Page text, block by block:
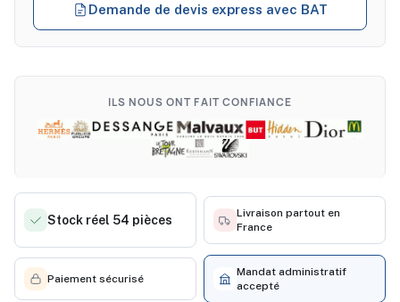
Demande de devis express avec BAT
ILS NOUS ONT FAIT CONFIANCE
Stock réel 54 pièces
Livraison partout en
France
Paiement sécurisé
Mandat administratif
accepté